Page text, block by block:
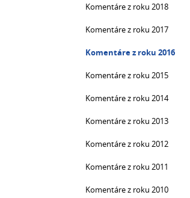
Komentáre z roku 2018
Komentáre z roku 2017
Komentáre z roku 2016
Komentáre z roku 2015
Komentáre z roku 2014
Komentáre z roku 2013
Komentáre z roku 2012
Komentáre z roku 2011
Komentáre z roku 2010